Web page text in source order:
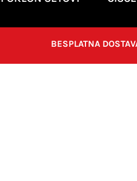
BESPLATNA